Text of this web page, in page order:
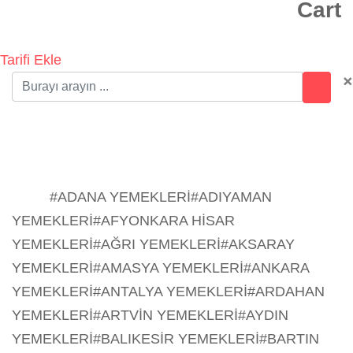
Cart
Tarifi Ekle
×
#ADANA YEMEKLERİ#ADIYAMAN
YEMEKLERİ#AFYONKARA HİSAR YEMEKLERİ
YEMEKLERİ#AKSARAY YEMEKLERİ#AMASYA
YEMEKLERİ#ANKARA YEMEKLERİ#ANTALYA
YEMEKLERİ#ARDAHAN YEMEKLERİ#ARTVİN
YEMEKLERİ#AYDIN YEMEKLERİ#BALIKESİR
YEMEKLERİ#BARTIN YEMEKLERİ#BATMAN